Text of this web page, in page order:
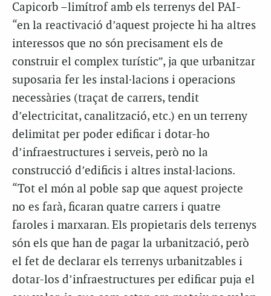
Capicorb –limítrof amb els terrenys del PAI-
“en la reactivació d’aquest projecte hi ha altres
interessos que no són precisament els de
construir el complex turístic”, ja que urbanitzar
suposaria fer les instal·lacions i operacions
necessàries (traçat de carrers, tendit
d’electricitat, canalització, etc.) en un terreny
delimitat per poder edificar i dotar-ho
d’infraestructures i serveis, però no la
construcció d’edificis i altres instal·lacions.
“Tot el món al poble sap que aquest projecte
no es farà, ficaran quatre carrers i quatre
faroles i marxaran. Els propietaris dels terrenys
són els que han de pagar la urbanització, però
el fet de declarar els terrenys urbanitzables i
dotar-los d’infraestructures per edificar puja el